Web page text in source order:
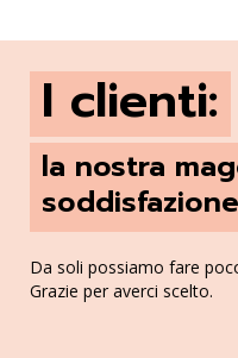
I clienti:
la nostra
soddisfazione
Da soli possiamo fare
Grazie per averci scelto.